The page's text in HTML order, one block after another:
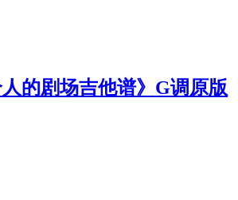
的剧场吉他谱》G调原版